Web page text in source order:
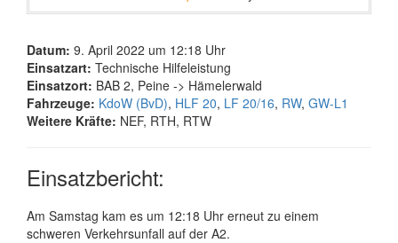
Datum: 9. April 2022 um 12:18 Uhr
Einsatzart: Technische Hilfeleistung
Einsatzort: BAB 2, Peine -> Hämelerwald
Fahrzeuge: KdoW (BvD), HLF 20, LF 20/16, RW, GW-L1
Weitere Kräfte: NEF, RTH, RTW
Einsatzbericht:
Am Samstag kam es um 12:18 Uhr erneut zu einem
schweren Verkehrsunfall auf der A2.